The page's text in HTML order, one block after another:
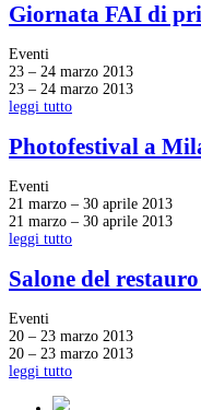
Giornata FAI di
Eventi
23 – 24 marzo 2013
23 – 24 marzo 2013
leggi tutto
Photofestival a
Eventi
21 marzo – 30 aprile 2013
21 marzo – 30 aprile 2013
leggi tutto
Salone del
Eventi
20 – 23 marzo 2013
20 – 23 marzo 2013
leggi tutto